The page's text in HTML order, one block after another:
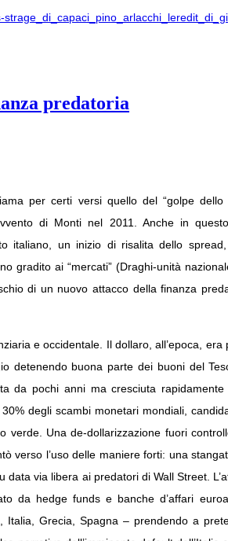
predatoria
per certi versi quello del “golpe dello
di Monti nel 2011. Anche in
italiano, un inizio di risalita dello
gradito ai “mercati” (Draghi-unità
di un nuovo attacco della finanza
e occidentale. Il dollaro, all’epoca,
detenendo buona parte dei buoni del
da pochi anni ma cresciuta
degli scambi monetari mondiali,
verde. Una de-dollarizzazione fuori
verso l’uso delle maniere forti: una
data via libera ai predatori di Wall Street.
da hedge funds e banche d’affari
Italia, Grecia, Spagna – prendendo a